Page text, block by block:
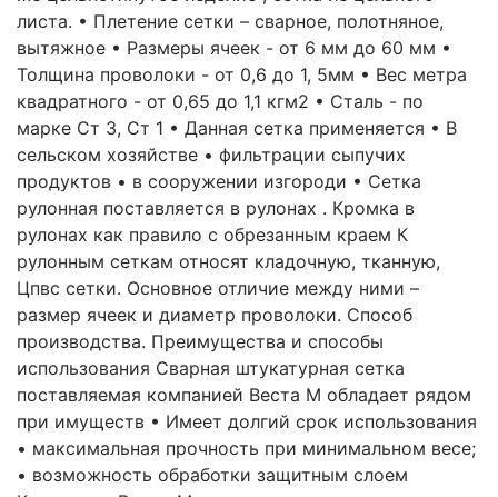
листа. • Плетение сетки – сварное, полотняное,
вытяжное • Размеры ячеек - от 6 мм до 60 мм •
Толщина проволоки - от 0,6 до 1, 5мм • Вес метра
квадратного - от 0,65 до 1,1 кгм2 • Сталь - по
марке Ст 3, Ст 1 • Данная сетка применяется • В
сельском хозяйстве • фильтрации сыпучих
продуктов • в сооружении изгороди • Сетка
рулонная поставляется в рулонах . Кромка в
рулонах как правило с обрезанным краем К
рулонным сеткам относят кладочную, тканную,
Цпвс сетки. Основное отличие между ними –
размер ячеек и диаметр проволоки. Способ
производства. Преимущества и способы
использования Сварная штукатурная сетка
поставляемая компанией Веста М обладает рядом
при имуществ • Имеет долгий срок использования
• максимальная прочность при минимальном весе;
• возможность обработки защитным слоем